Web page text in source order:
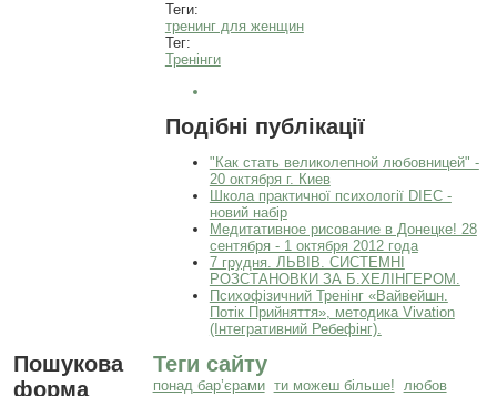
Теги:
тренинг для женщин
Тег:
Тренінги
Подібні публікації
"Как стать великолепной любовницей" -
20 октября г. Киев
Школа практичної психології DIEC -
новий набір
Медитативное рисование в Донецке! 28
сентября - 1 октября 2012 года
7 грудня. ЛЬВІВ. СИСТЕМНІ
РОЗСТАНОВКИ ЗА Б.ХЕЛІНГЕРОМ.
Психофізичний Тренінг «Вайвейшн.
Потік Прийняття», методика Vivation
(Інтегративний Ребефінг).
Пошукова
форма
Теги сайту
понад бар’єрами ти можеш більше!
любов